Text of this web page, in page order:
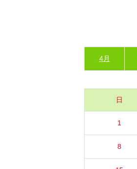
4月
日
1
8